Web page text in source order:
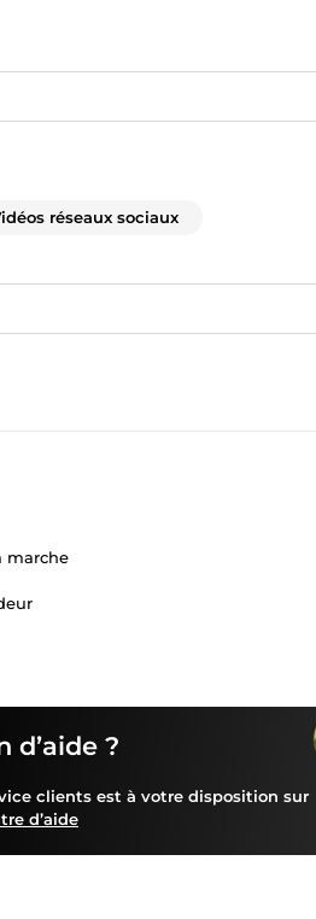
réseaux sociaux
d’aide ?
clients est à votre disposition sur
d’aide
marche